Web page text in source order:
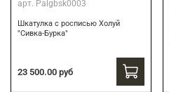
арт. Palgbsk0003
Шкатулка с росписью Холуй
"Сивка-Бурка"
23 500.00 руб